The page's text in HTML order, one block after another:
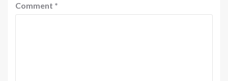
Comment *